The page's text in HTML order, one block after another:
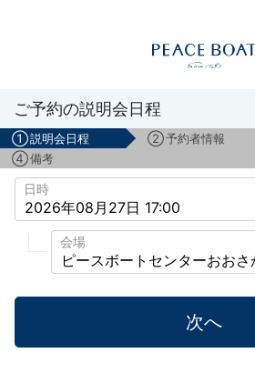
ボランティアスタッフ募
ご予約の説明会日程
①説明会日程 ②予約者情報
④備考
日時
会場
次へ